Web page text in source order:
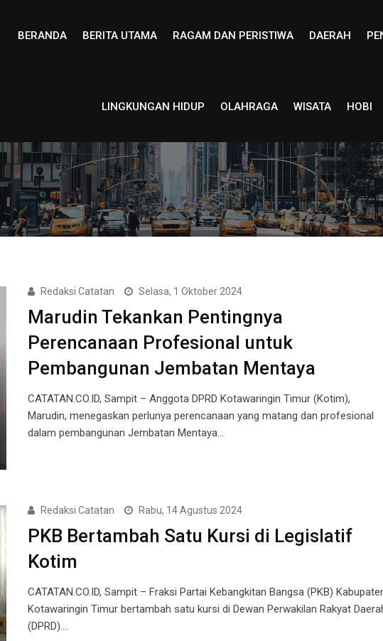
BERANDA BERITA UTAMA RAGAM DAN PERISTIWA DAERAH
LINGKUNGAN HIDUP OLAHRAGA WISATA HOBI
Redaksi Catatan Selasa, 1 Oktober 2024
Marudin Tekankan Pentingnya
Perencanaan Profesional untuk
Pembangunan Jembatan Mentaya
CATATAN.CO.ID, Sampit – Anggota DPRD Kotawaringin Timur (Kotim),
Marudin, menegaskan perlunya perencanaan yang matang dan profesional
dalam pembangunan Jembatan Mentaya…
Redaksi Catatan Rabu, 14 Agustus 2024
PKB Bertambah Satu Kursi di Legislatif
Kotim
CATATAN.CO.ID, Sampit – Fraksi Partai Kebangkitan Bangsa (PKB)
Kotawaringin Timur bertambah satu kursi di Dewan Perwakilan Rakyat
(DPRD).…